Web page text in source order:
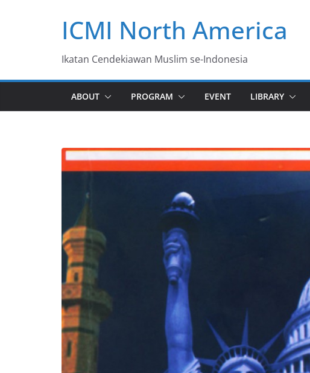
ICMI North America
Ikatan Cendekiawan Muslim se-Indonesia
ABOUT PROGRAM EVENT LIBRARY